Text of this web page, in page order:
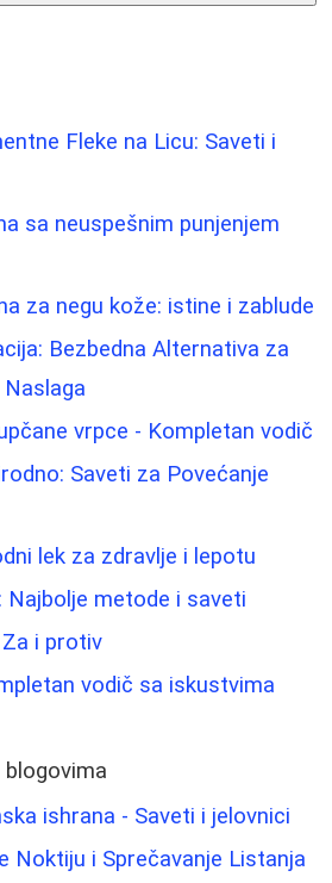
Fleke na Licu: Saveti i
sa neuspešnim punjenjem
za negu kože: istine i zablude
Bezbedna Alternativa za
vrpce - Kompletan vodič
Saveti za Povećanje
lek za zdravlje i lepotu
Najbolje metode i saveti
i protiv
vodič sa iskustvima
ishrana - Saveti i jelovnici
Noktiju i Sprečavanje Listanja